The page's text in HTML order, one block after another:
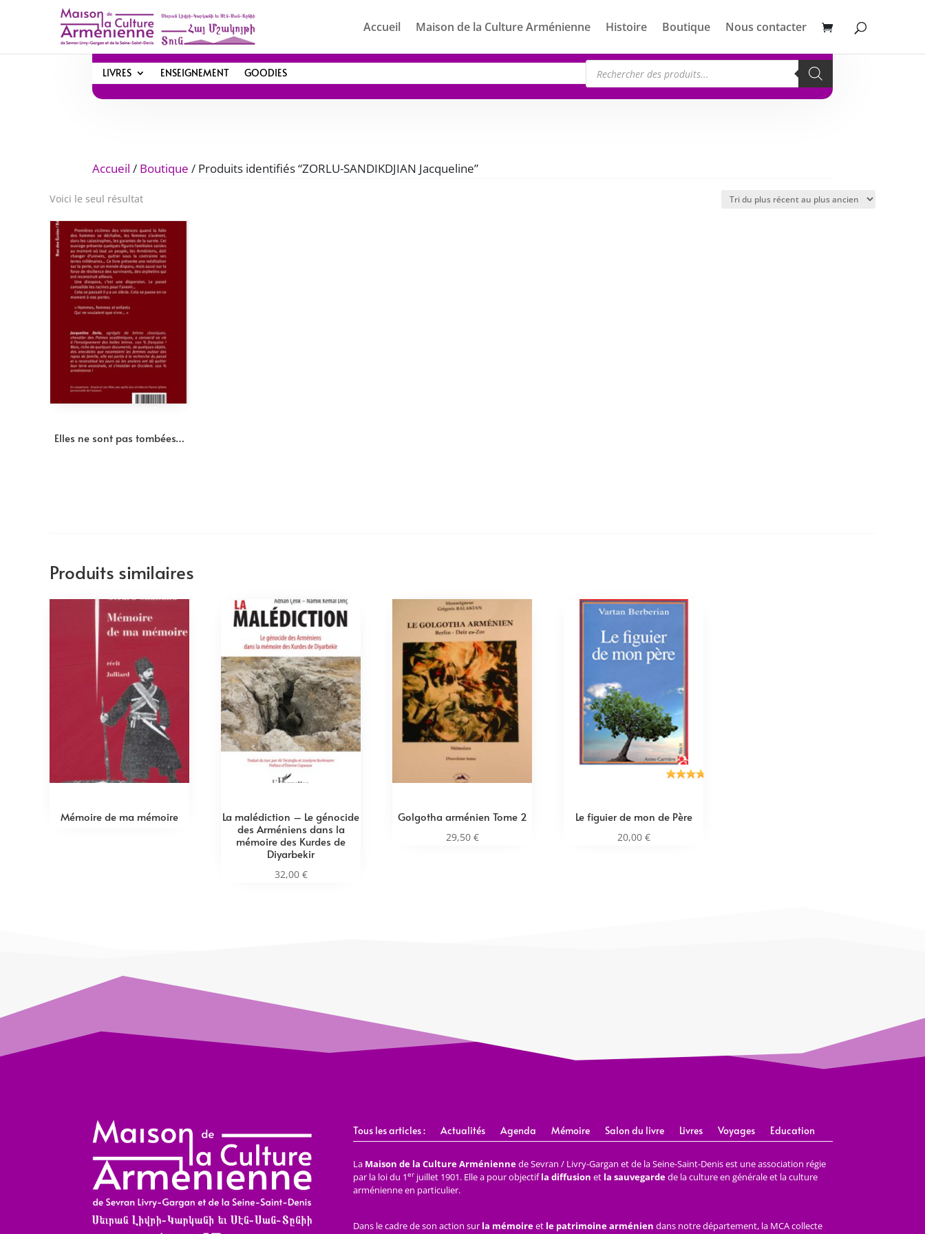
Accueil Maison de la Culture Arménienne Histoire Boutique Nous contacter
LIVRES ENSEIGNEMENT GOODIES Recherche
de
produits
Accueil / Boutique / Produits identifiés “ZORLU-SANDIKDJIAN Jacqueline”
Voici le seul résultat
Elles ne sont pas tombées…
Produits similaires
Mémoire de ma mémoire
La malédiction – Le génocide
des Arméniens dans la
mémoire des Kurdes de
Diyarbekir
32,00 €
Golgotha arménien Tome 2
29,50 €
Le figuier de mon de Père
20,00 €
Tous les articles : Actualités Agenda Mémoire Salon du livre Livres Voyages Education
La Maison de la Culture Arméniennede Sevran / Livry-Gargan et de la Seine-Saint-Denis est une association régie
par la loi du 1erjuillet 1901. Elle a pour objectifla diffusion et la sauvegardede la culture en générale et la culture
arménienne en particulier.
Dans le cadre de son action sur la mémoireet le patrimoine arménien dans notre département, la MCA collecte